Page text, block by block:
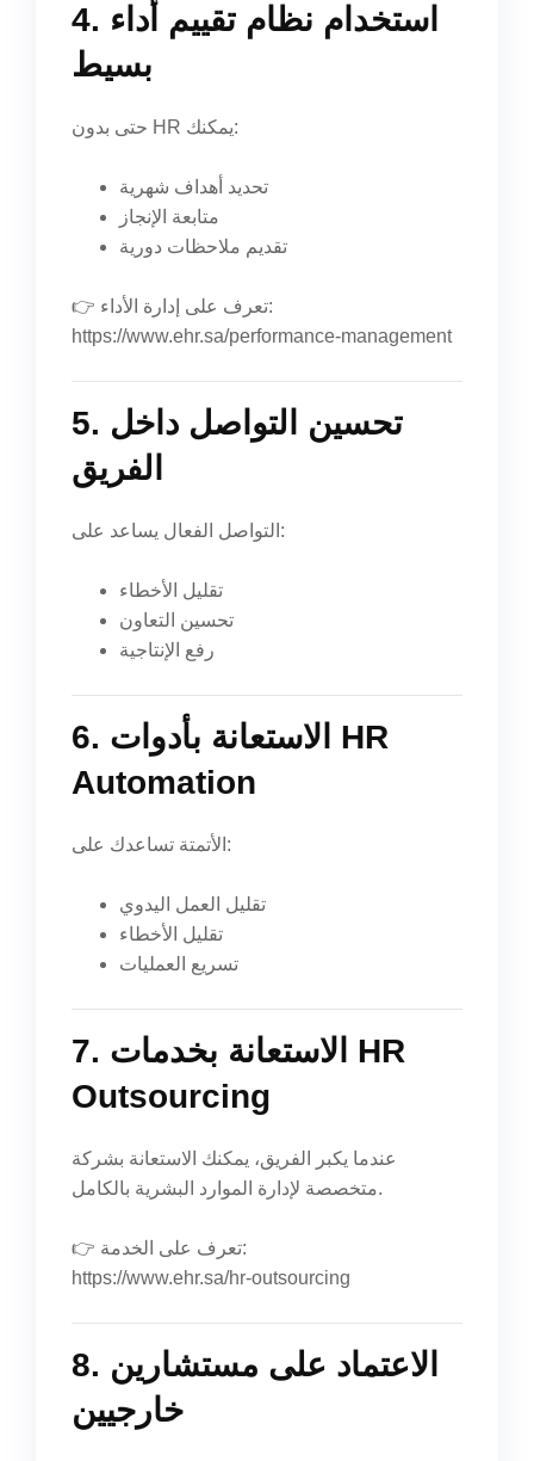
4. استخدام نظام تقييم أداء
بسيط
حتى بدون HR يمكنك:
تحديد أهداف شهرية
متابعة الإنجاز
تقديم ملاحظات دورية
👉 تعرف على إدارة الأداء:
https://www.ehr.sa/performance-management
5. تحسين التواصل داخل
الفريق
التواصل الفعال يساعد على:
تقليل الأخطاء
تحسين التعاون
رفع الإنتاجية
6. الاستعانة بأدوات HR
Automation
الأتمتة تساعدك على:
تقليل العمل اليدوي
تقليل الأخطاء
تسريع العمليات
7. الاستعانة بخدمات HR
Outsourcing
عندما يكبر الفريق، يمكنك الاستعانة بشركة
متخصصة لإدارة الموارد البشرية بالكامل.
👉 تعرف على الخدمة:
https://www.ehr.sa/hr-outsourcing
8. الاعتماد على مستشارين
خارجيين